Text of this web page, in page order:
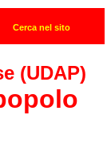
(UDAP)